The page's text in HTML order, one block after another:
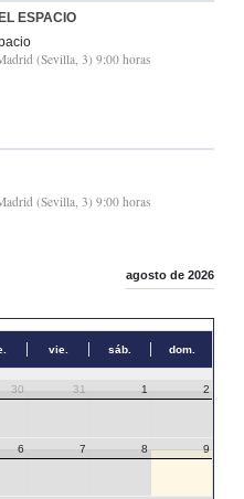
ESPACIO
(Sevilla, 3) 9:00 horas
(Sevilla, 3) 9:00 horas
agosto de 2026
vie. sáb. dom.
30 31 1 2
6 7 8 9